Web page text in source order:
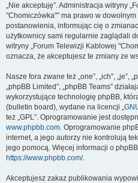
„Nie akceptuję”. Administracja witryny
"Chomiczówka"” ma prawo w
postanowienia, informując cię o
użytkownicy sami regularnie zaglądali
witryny „Forum Telewizji Kablowej
oznacza, że akceptujesz te zmiany ze
Nasze fora zwane też „one”, „ich”, „je”,
„phpBB Limited”, „phpBB Teams”
wykorzystujące technologię phpBB,
(bulletin board), wydane na licencji „
też „GPL”. Oprogramowanie jest
www.phpbb.com. Oprogramowanie
internet, a jego autorzy nie kontrolują
jego pomocą. Więcej informacji o
https://www.phpbb.com/.
Akceptujesz zakaz publikowania